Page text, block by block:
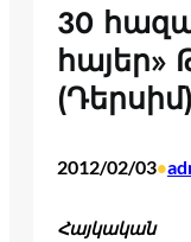
30
հայեր»
2012/02/03•